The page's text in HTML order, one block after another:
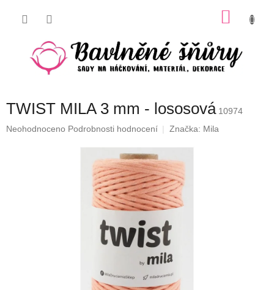
TWIST MILA 3 mm - lososová 10974
Průměrné
Neohodnoceno Podrobnosti hodnocení Značka: Mila